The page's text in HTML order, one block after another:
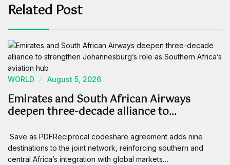
Related Post
WORLD August 5, 2026
Emirates and South African Airways
deepen three-decade alliance to…
Save as PDFReciprocal codeshare agreement adds nine
destinations to the joint network, reinforcing southern and
central Africa’s integration with global markets…